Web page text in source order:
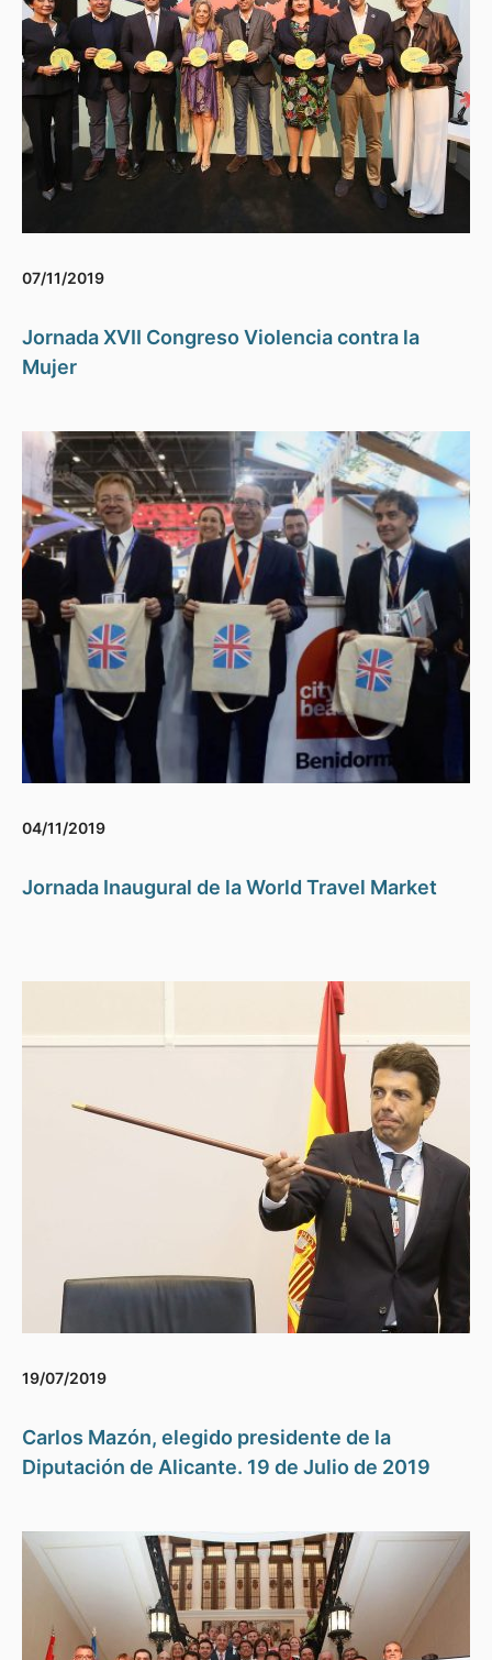
07/11/2019
Jornada XVII Congreso Violencia contra la
Mujer
04/11/2019
Jornada Inaugural de la World Travel Market
19/07/2019
Carlos Mazón, elegido presidente de la
Diputación de Alicante. 19 de Julio de 2019